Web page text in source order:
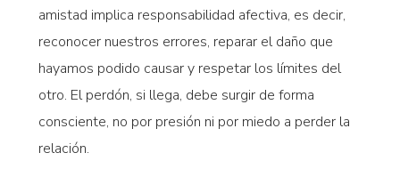
amistad implica responsabilidad afectiva, es decir,
reconocer nuestros errores, reparar el daño que
hayamos podido causar y respetar los límites del
otro. El perdón, si llega, debe surgir de forma
consciente, no por presión ni por miedo a perder la
relación.